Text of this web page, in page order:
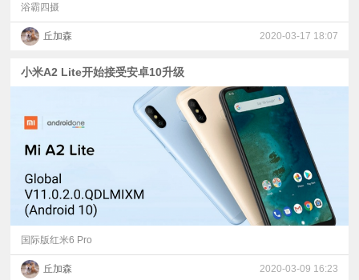
浴霸四摄
丘加森 2020-03-17 18:07
小米A2 Lite开始接受安卓10升级
国际版红米6 Pro
丘加森 2020-03-09 16:23